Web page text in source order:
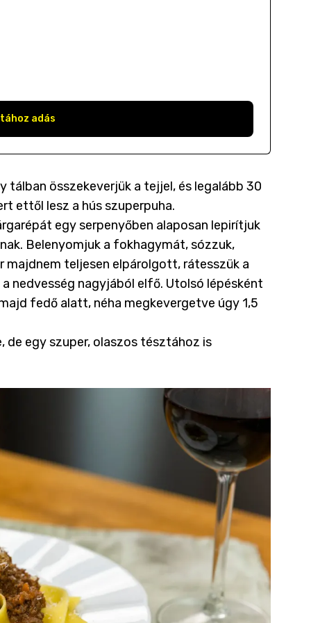
adás
tálban összekeverjük a tejjel, és legalább 30
ettől lesz a hús szuperpuha.
egy serpenyőben alaposan lepirítjuk
Belenyomjuk a fokhagymát, sózzuk,
majdnem teljesen elpárolgott, rátesszük a
nedvesség nagyjából elfő. Utolsó lépésként
fedő alatt, néha megkevergetve úgy 1,5
egy szuper, olaszos tésztához is